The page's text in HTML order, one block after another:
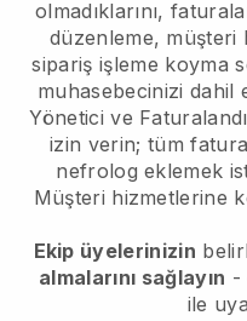
olmadıklarını,
düzenleme, müşteri
sipariş işleme koyma
muhasebecinizi dahil
Yönetici ve
izin verin; tüm
nefrolog eklemek
Müşteri hizmetlerine
Ekip üyelerinizin
almalarını sağlayın -
ile